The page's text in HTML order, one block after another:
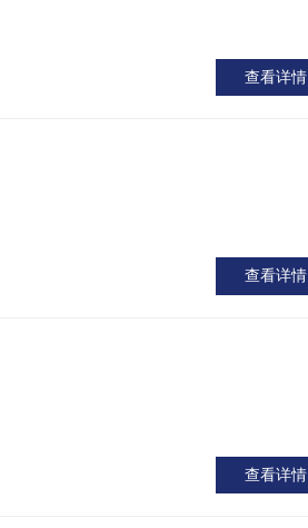
查看详情
查看详情
查看详情